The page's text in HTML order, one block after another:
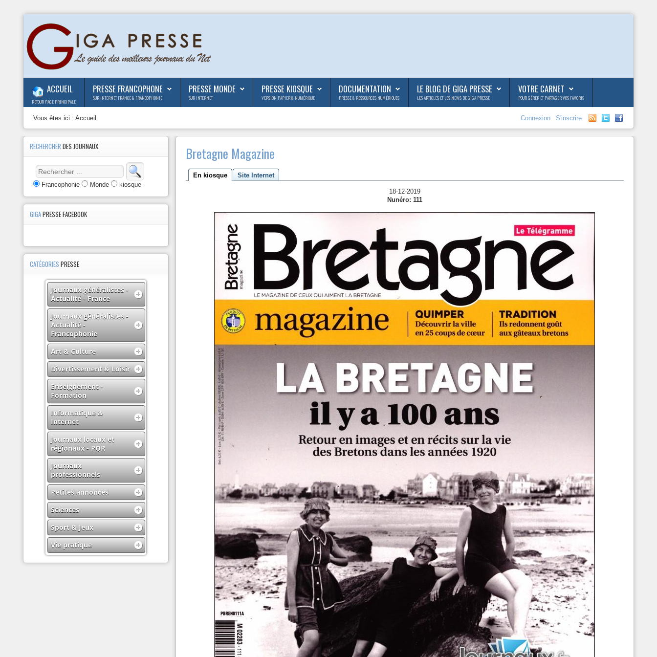
ACCUEIL
RETOUR PAGE PRINCIPALE
PRESSE FRANCOPHONE
SUR INTERNET FRANCE & FRANCOPHONIE
PRESSE MONDE
SUR INTERNET
PRESSE KIOSQUE
VERSION PAPIER & NUMÉRIQUE
DOCUMENTATION
PRESSE & RESSOURCES NUMÉRIQUES
LE BLOG DE GIGA PRESSE
LES ARTICLES ET LES NEWS DE GIGA PRESSE
VOTRE CARNET
POUR GÉRER ET PARTAGER VOS FAVORIS
Vous êtes ici :Accueil Connexion S'inscrire
Bretagne Magazine
En kiosque Site Internet
18-12-2019
Nunéro: 111
RECHERCHERDES JOURNAUX
Francophonie Monde kiosque
GIGAPRESSE FACEBOOK
CATÉGORIESPRESSE
Journaux généralistes -
Actualité - France
Journaux généralistes -
Actualité -
Francophonie
Art & Culture
Divertissement & Loisir
Enseignement -
Formation
Informatique &
Internet
Journaux locaux et
régionaux - PQR
Journaux
professionnels
Petites annonces
Sciences
Sport & Jeux
Vie pratique